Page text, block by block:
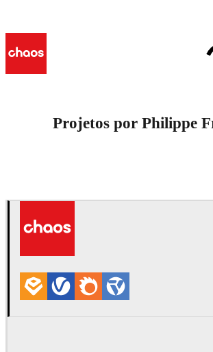
Projetos por Philippe